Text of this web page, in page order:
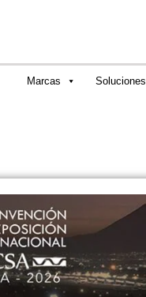
Marcas Soluciones